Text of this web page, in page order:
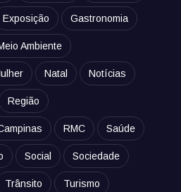
Exposição Gastronomia
Ambiente
Natal Notícias
Região
RMC Saúde
Social Sociedade
Trânsito Turismo